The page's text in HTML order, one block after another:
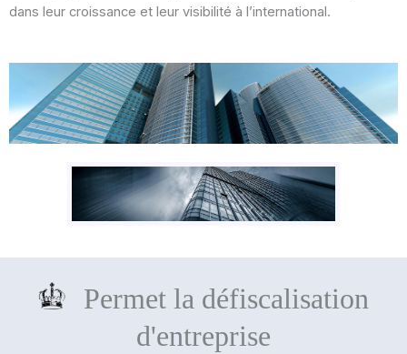
dans leur croissance et leur visibilité à l’international.
Permet la défiscalisation
d'entreprise